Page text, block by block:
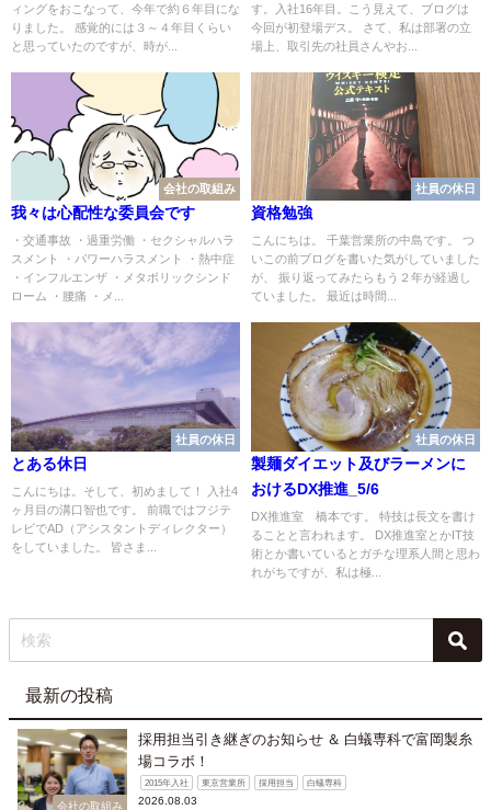
ィングをおこなって、今年で約６年目にな
りました。 感覚的には３～４年目くらい
と思っていたのですが、時が...
す。入社16年目。こう見えて、ブログは
今回が初登場デス。 さて、私は部署の立
場上、取引先の社員さんやお...
会社の取組み
我々は心配性な委員会です
・交通事故 ・過重労働 ・セクシャルハラ
スメント ・パワーハラスメント ・熱中症
・インフルエンザ ・メタボリックシンド
ローム ・腰痛 ・メ...
社員の休日
資格勉強
こんにちは。 千葉営業所の中島です。 つ
いこの前ブログを書いた気がしていました
が、 振り返ってみたらもう２年が経過し
ていました。 最近は時間...
社員の休日
とある休日
こんにちは。そして、初めまして！ 入社4
ヶ月目の溝口智也です。 前職ではフジテ
レビでAD（アシスタントディレクター）
をしていました。 皆さま...
社員の休日
製麺ダイエット及びラーメンに
おけるDX推進_5/6
DX推進室 橋本です。 特技は長文を書け
ることと言われます。 DX推進室とかIT技
術とか書いているとガチな理系人間と思わ
れがちですが、私は極...
最新の投稿
会社の取組み
採用担当引き継ぎのお知らせ ＆ 白蟻専科で富岡製糸
場コラボ！
2015年入社 東京営業所 採用担当 白蟻専科
2026.08.03